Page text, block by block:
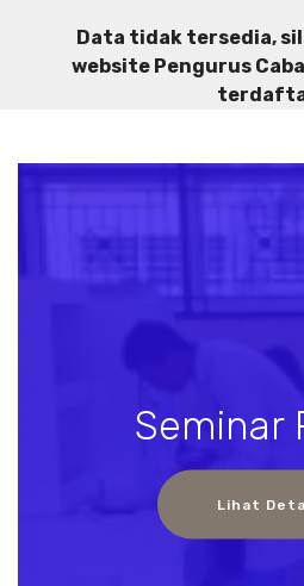
Data tidak tersedia,
website Pengurus
Seminar
Lihat